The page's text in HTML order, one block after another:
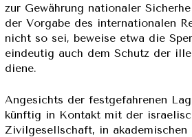
zur Gewährung nationaler
der Vorgabe des internationalen
nicht so sei, beweise etwa die
eindeutig auch dem Schutz der
diene.
Angesichts der festgefahrenen
künftig in Kontakt mit der
Zivilgesellschaft, in